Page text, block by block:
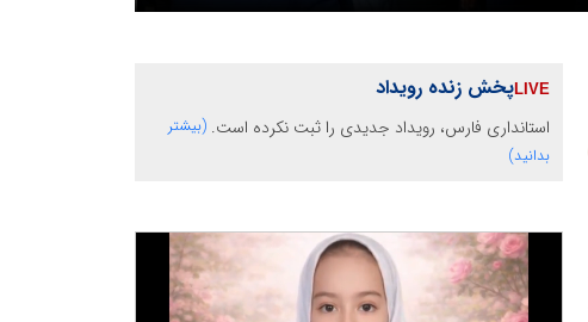
پخش زنده رویداد
استانداری فارس، رویداد جدیدی را ثبت نکرده است. (بیشتر
بدانید)